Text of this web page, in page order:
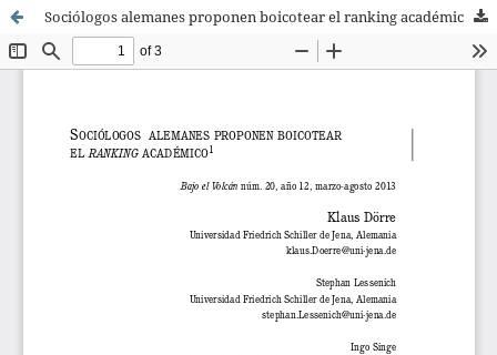
Sociólogos alemanes proponen boicotear el ranking académico